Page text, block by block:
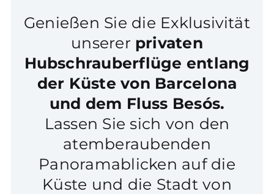
Genießen Sie die Exklusivität
unserer privaten
Hubschrauberflüge entlang
der Küste von Barcelona
und dem Fluss Besós.
Lassen Sie sich von den
atemberaubenden
Panoramablicken auf die
Küste und die Stadt von